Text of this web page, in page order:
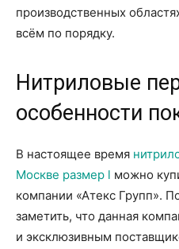
производственных
всём по порядку.
Нитриловые
особенности
В настоящее время
Москве размер l можно
компании «Атекс Групп».
заметить, что данная
и эксклюзивным